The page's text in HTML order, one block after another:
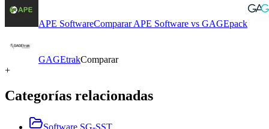
APE SoftwareCompararAPE Software vs GAGEpack
GAGEtrakComparar
+
Categorías relacionadas